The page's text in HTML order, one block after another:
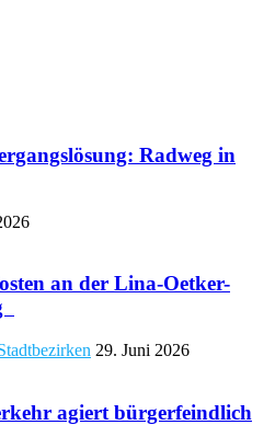
Radweg in
an der Lina-Oetker-
29. Juni 2026
agiert bürgerfeindlich